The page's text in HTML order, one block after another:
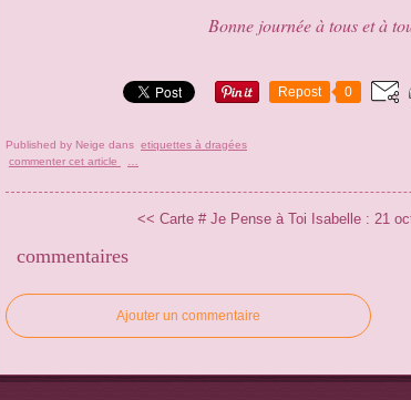
Bonne journée à tous et à
Repost 0
Published by Neige dans etiquettes à dragées
commenter cet article
<< Carte # Je Pense à Toi Isabelle : 21
commentaires
Ajouter un commentaire